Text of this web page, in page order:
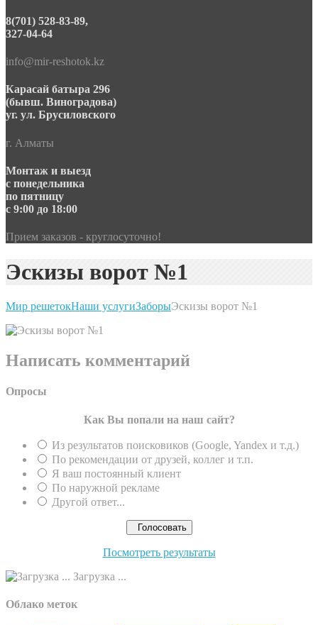
8(701) 528-83-89,
327-04-64
info@mir-reshotok.kz
Карасай батыра 296
(бывш. Виноградова)
уг. ул. Брусиловского
г. Алматы
Монтаж и выезд
с понедельника
по пятницу
с 9:00 до 18:00
Прием заказов - круглосуточно!
Эскизы ворот №1
Мир решетокНаши услугиЗаборыЭскизы ворот №1
Написать комментарий
Опросы
Как Вы попали на наш сайт?
Из результатов поисковиков (Google, Yandex и т.д.)
По рекомендации от друзей, коллег и т.п.
Я ваш постоянный клиент
По наружной рекламе
Другой ответ...
Посмотреть результаты
Загрузка ...
Облако меток